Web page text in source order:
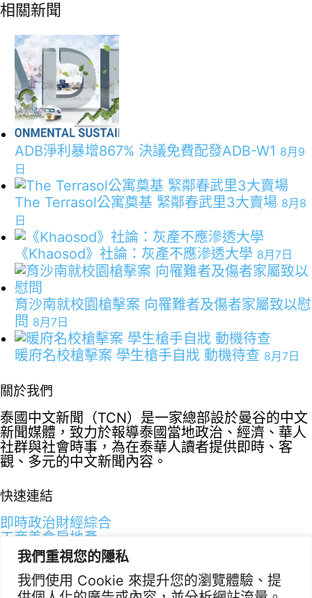
我們重視您的隱私
我們使用 Cookie 來提升您的瀏覽體驗、提
相關新聞
ADB淨利暴增867% 決議免費配發ADB-W1 8月9
日
The Terrasol公寓奠基 緊鄰春武里3大賣場 8月8
日
《Khaosod》社論：灰產不應滲透大學 8月7日
育沙南就校園槍擊案 向罹難者及傷者家屬致以慰
問 8月7日
暖府名校槍擊案 學生槍手自戕 動機待查 8月7日
關於我們
泰國中文新聞（TCN）是一家總部設於曼谷的中文
新聞媒體，致力於報導泰國當地政治、經濟、華人
社群與社會時事，為在泰華人讀者提供即時、客
觀、多元的中文新聞內容。
快速連結
即時政治財經綜合
工商美食房地產
聯絡資訊